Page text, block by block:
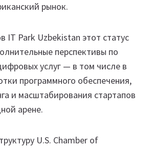
рынок.
IT Park Uzbekistan этот статус
перспективы по
услуг — в том числе в
программного обеспечения,
и масштабирования стартапов
арене.
U.S. Chamber of